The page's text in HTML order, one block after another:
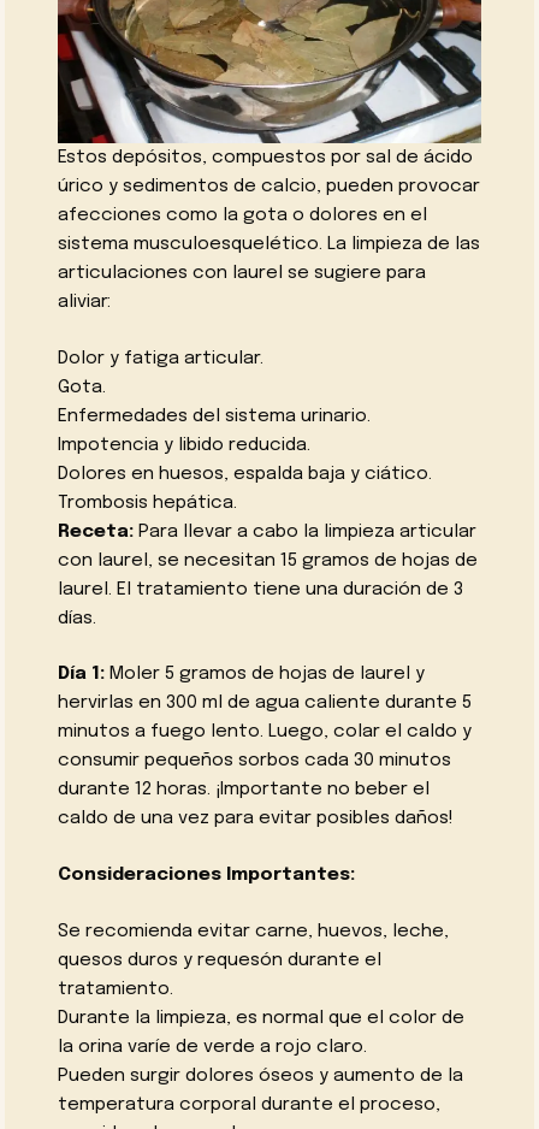
Estos depósitos, compuestos por sal de ácido
úrico y sedimentos de calcio, pueden provocar
afecciones como la gota o dolores en el
sistema musculoesquelético. La limpieza de las
articulaciones con laurel se sugiere para
aliviar:
Dolor y fatiga articular.
Gota.
Enfermedades del sistema urinario.
Impotencia y libido reducida.
Dolores en huesos, espalda baja y ciático.
Trombosis hepática.
Receta: Para llevar a cabo la limpieza articular
con laurel, se necesitan 15 gramos de hojas de
laurel. El tratamiento tiene una duración de 3
días.
Día 1: Moler 5 gramos de hojas de laurel y
hervirlas en 300 ml de agua caliente durante 5
minutos a fuego lento. Luego, colar el caldo y
consumir pequeños sorbos cada 30 minutos
durante 12 horas. ¡Importante no beber el
caldo de una vez para evitar posibles daños!
Consideraciones Importantes:
Se recomienda evitar carne, huevos, leche,
quesos duros y requesón durante el
tratamiento.
Durante la limpieza, es normal que el color de
la orina varíe de verde a rojo claro.
Pueden surgir dolores óseos y aumento de la
temperatura corporal durante el proceso,